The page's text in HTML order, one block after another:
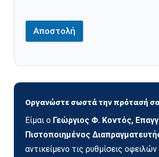
Αποστολή
Οργανώστε σωστά την πρότασή
Είμαι ο Γεώργιος Φ. Κοντός,
Πιστοποιημένος
αντικείμενο τις ρυθμίσεις οφειλών